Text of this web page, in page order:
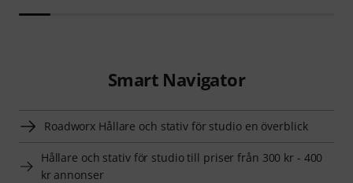
Smart Navigator
Roadworx Hållare och stativ för studio en överblick
Hållare och stativ för studio till priser från 300 kr - 400
kr annonser